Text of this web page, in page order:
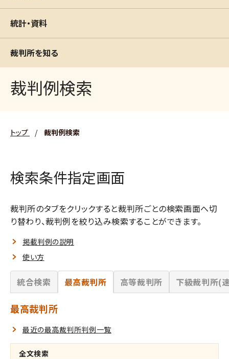
統計・資料
裁判所を知る
裁判例検索
トップ / 裁判例検索
検索条件指定画面
裁判所のタブをクリックすると裁判所ごとの検索画面へ切
り替わり、裁判例を絞り込み検索することができます。
掲載判例の説明
使い方
統合検索 最高裁判所 高等裁判所 下級裁判所(
最高裁判所
最近の最高裁判所判例一覧
全文検索